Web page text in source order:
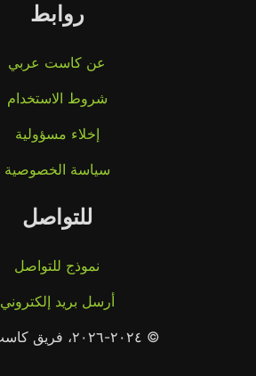
روابط
عن كاست عربي
شروط الاستخدام
إخلاء مسؤولية
سياسة الخصوصية
للتواصل
نموذج للتواصل
أرسل بريد إلكتروني
© ٢٠٢٤-٢٠٢٦، فريق كاست عربي